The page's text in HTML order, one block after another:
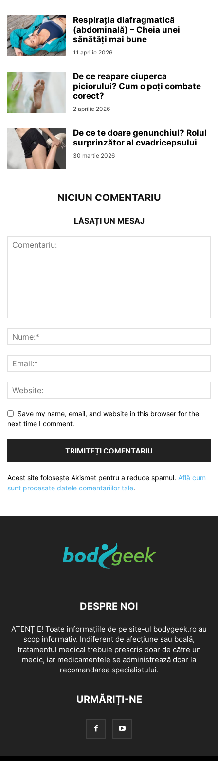
Respirația diafragmatică
(abdominală) – Cheia unei
sănătăți mai bune
11 aprilie 2026
De ce reapare ciuperca
piciorului? Cum o poți combate
corect?
2 aprilie 2026
De ce te doare genunchiul? Rolul
surprinzător al cvadricepsului
30 martie 2026
NICIUN COMENTARIU
LĂSAȚI UN MESAJ
Save my name, email, and website in this browser for the
next time I comment.
Acest site folosește Akismet pentru a reduce spamul. Află cum
sunt procesate datele comentariilor tale.
DESPRE NOI
ATENȚIE! Toate informațiile de pe site-ul bodygeek.ro au
scop informativ. Indiferent de afecțiune sau boală,
tratamentul medical trebuie prescris doar de către un
medic, iar medicamentele se administrează doar la
recomandarea specialistului.
URMĂRIȚI-NE